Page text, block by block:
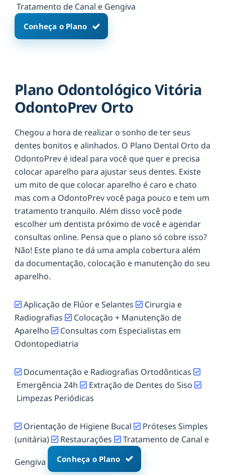
Tratamento de Canal e Gengiva
Conheça o Plano
Plano Odontológico Vitória
OdontoPrev Orto
Chegou a hora de realizar o sonho de ter seus
dentes bonitos e alinhados. O Plano Dental Orto da
OdontoPrev é ideal para você que quer e precisa
colocar aparelho para ajustar seus dentes. Existe
um mito de que colocar aparelho é caro e chato
mas com a OdontoPrev você paga pouco e tem um
tratamento tranquilo. Além disso você pode
escolher um dentista próximo de você e agendar
consultas online. Pensa que o plano só cobre isso?
Não! Este plano te dá uma ampla cobertura além
da documentação, colocação e manutenção do seu
aparelho.
Aplicação de Flúor e Selantes
Cirurgia e
Radiografias
Colocação + Manutenção de
Aparelho
Consultas com Especialistas em
Odontopediatria
Documentação e Radiografias Ortodônticas
Emergência 24h
Extração de Dentes do Siso
Limpezas Periódicas
Orientação de Higiene Bucal
Próteses Simples
(unitária)
Restaurações Tratamento de Canal e
Gengiva Conheça o Plano